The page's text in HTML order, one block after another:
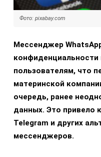
Фото: pixabay.com
Мессенджер
пользователям, что
материнской
очередь, ранее
данных. Это привело
Telegram и других
мессенджеров.